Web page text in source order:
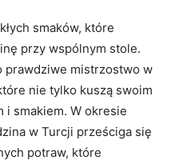
smaków, które
przy wspólnym stole.
prawdziwe mistrzostwo w
nie tylko kuszą swoim
i smakiem. W okresie
​w Turcji prześciga się
potraw, które